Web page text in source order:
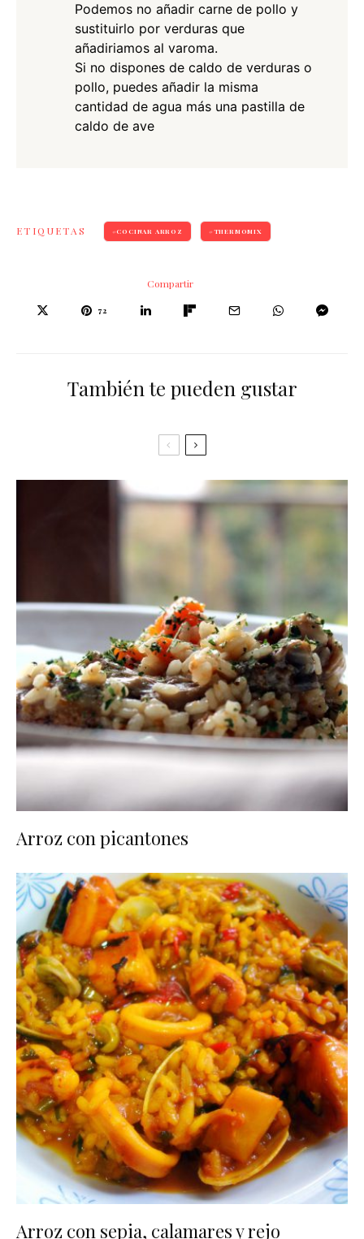
Podemos no añadir carne de pollo y
sustituirlo por verduras que
añadiriamos al varoma.
Si no dispones de caldo de verduras o
pollo, puedes añadir la misma
cantidad de agua más una pastilla de
caldo de ave
ETIQUETAS COCINAR ARROZ THERMOMIX
Compartir
72
También te pueden gustar
Arroz con picantones
Arroz con sepia, calamares y rejo